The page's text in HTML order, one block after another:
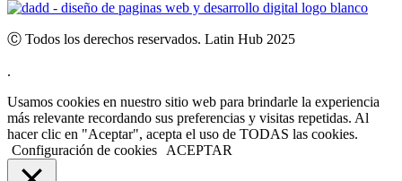
Ⓒ Todos los derechos reservados. Latin Hub 2025
.
Usamos cookies en nuestro sitio web para brindarle la experiencia
más relevante recordando sus preferencias y visitas repetidas. Al
hacer clic en "Aceptar", acepta el uso de TODAS las cookies.
Configuración de cookies
ACEPTAR